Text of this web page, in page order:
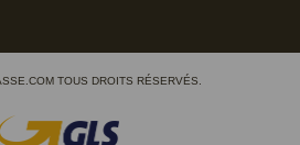
TOUS DROITS RÉSERVÉS.